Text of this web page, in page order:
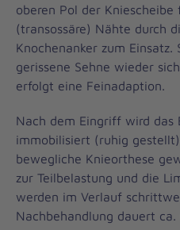
oberen Pol der
(transossäre) Nähte durch
Knochenanker zum Einsatz.
gerissene Sehne wieder
erfolgt eine Feinadaption.
Nach dem Eingriff wird das
immobilisiert (ruhig
bewegliche Knieorthese
zur Teilbelastung und die
werden im Verlauf
Nachbehandlung dauert